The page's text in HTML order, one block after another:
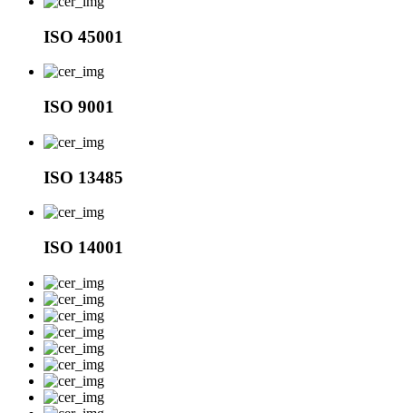
ISO 45001
ISO 9001
ISO 13485
ISO 14001